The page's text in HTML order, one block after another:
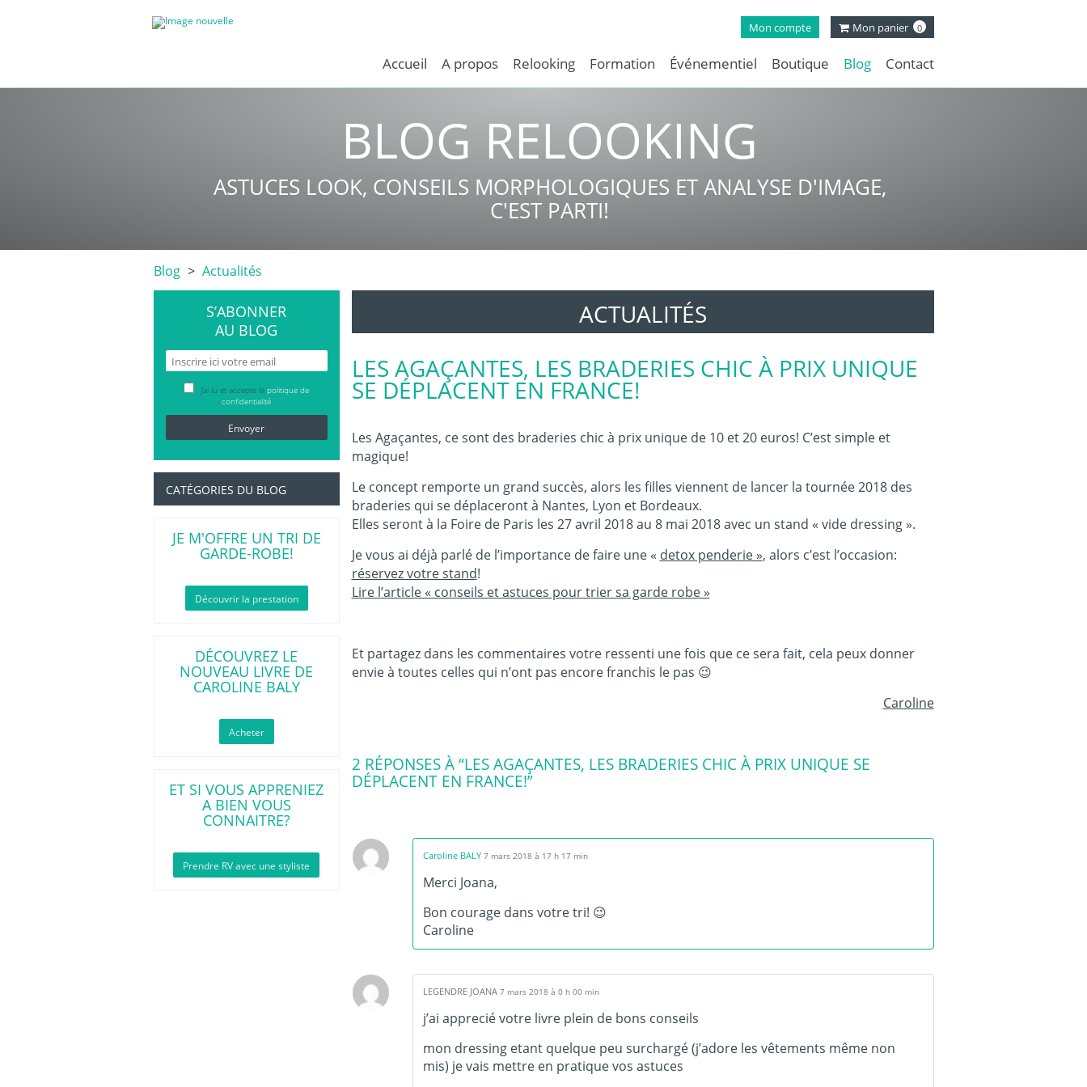
Mon compte Mon panier 0
Accueil A propos Relooking Formation Événementiel Boutique Blog Contact
BLOG RELOOKING
ASTUCES LOOK, CONSEILS MORPHOLOGIQUES ET ANALYSE D'IMAGE,
C'EST PARTI!
Blog Actualités
ACTUALITÉS
LES AGAÇANTES, LES BRADERIES CHIC À PRIX UNIQUE
SE DÉPLACENT EN FRANCE!
Les Agaçantes, ce sont des braderies chic à prix unique de 10 et 20 euros! C’est simple et
magique!
Le concept remporte un grand succès, alors les filles viennent de lancer la tournée 2018 des
braderies qui se déplaceront à Nantes, Lyon et Bordeaux.
Elles seront à la Foire de Paris les 27 avril 2018 au 8 mai 2018 avec un stand « vide dressing ».
Je vous ai déjà parlé de l’importance defaire une « detox penderie », alors c’est l’occasion:
réservez votre stand!
Lire l’article « conseils et astuces pour trier sa garde robe »
Et partagez dans les commentaires votre ressenti une fois que ce sera fait, cela peux donner
envie à toutes celles qui n’ont pas encore franchis le pas 😉
Caroline
2 RÉPONSES À “LES AGAÇANTES, LES BRADERIES CHIC À PRIX UNIQUE SE
DÉPLACENT EN FRANCE!”
Caroline BALY 7 mars 2018 à 17 h 17 min
Merci Joana,
Bon courage dans votre tri! 😉
Caroline
LEGENDRE JOANA 7 mars 2018 à 0 h 00 min
j’ai apprecié votre livre plein de bons conseils
mon dressing etant quelque peu surchargé (j’adore les vêtements même non
mis) je vais mettre en pratique vos astuces
S’ABONNER
AU BLOG
J’ai lu et accepte la politique de
confidentialité
CATÉGORIES DU BLOG
JE M'OFFRE UN TRI DE
GARDE-ROBE!
Découvrir la prestation
DÉCOUVREZ LE
NOUVEAU LIVRE DE
CAROLINE BALY
Acheter
ET SI VOUS APPRENIEZ
A BIEN VOUS
CONNAITRE?
Prendre RV avec une styliste